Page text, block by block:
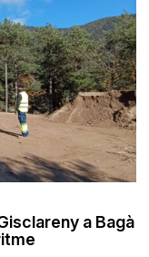
a Bagà